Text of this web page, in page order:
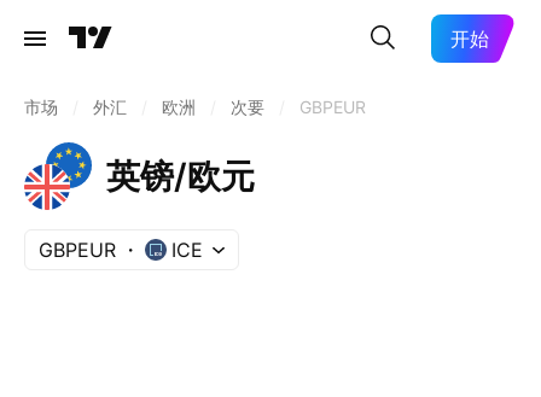
开始
市场 外汇 欧洲 次要 GBPEUR
英镑/欧元
GBPEUR ICE